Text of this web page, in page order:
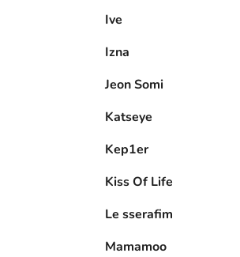
Ive
Izna
Jeon Somi
Katseye
Kep1er
Kiss Of Life
Le sserafim
Mamamoo